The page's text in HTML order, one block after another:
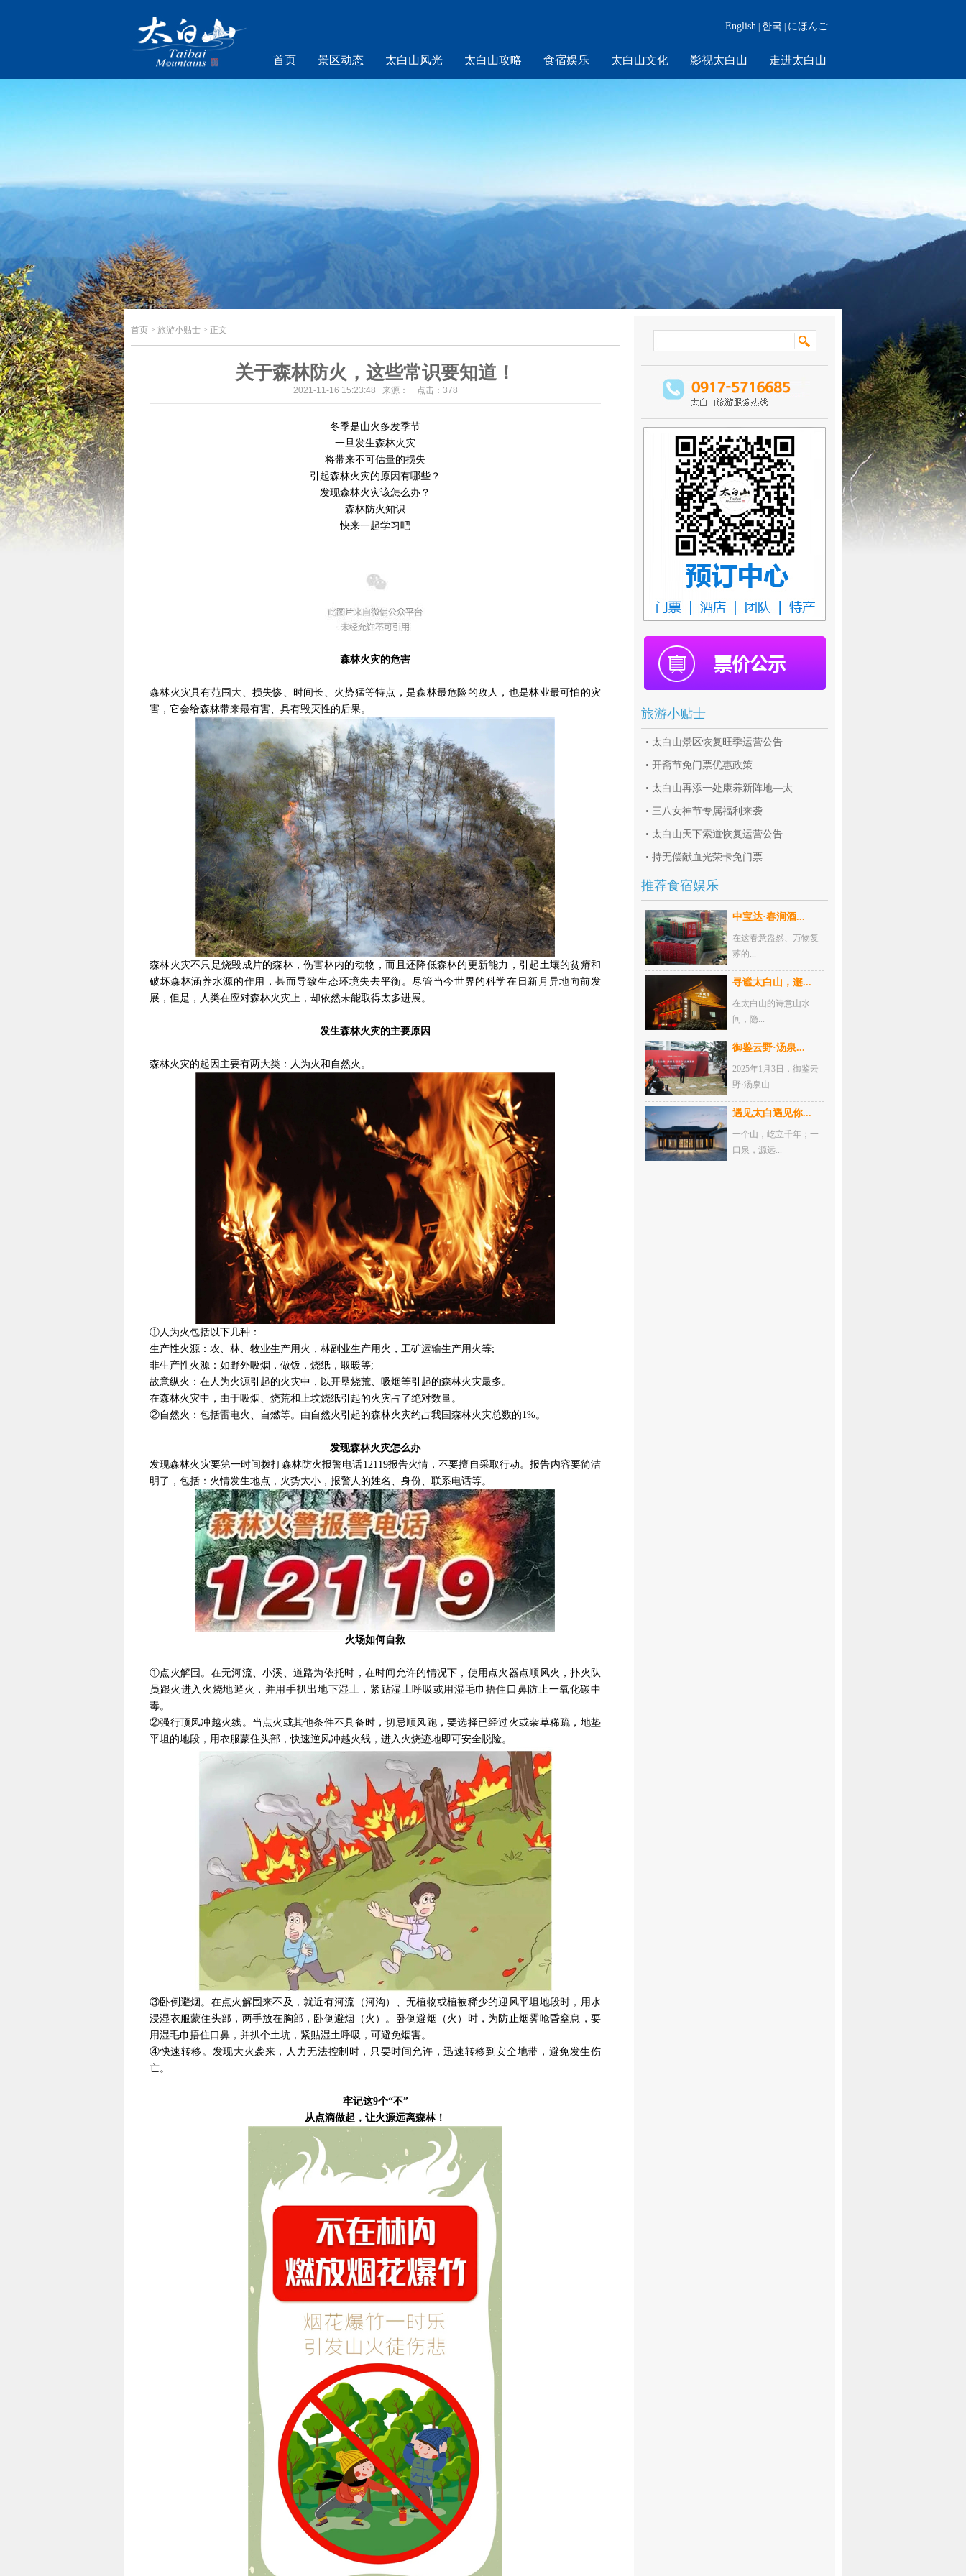
English 한국 にほんご
首页 景区动态 太白山风光 太白山攻略 食宿娱乐 太白山文化 影视太白山 走进太白山
首页 > 旅游小贴士 > 正文
关于森林防火，这些常识要知道！
2021-11-16 15:23:48 来源： 点击： 378
冬季是山火多发季节
一旦发生森林火灾
将带来不可估量的损失
引起森林火灾的原因有哪些？
发现森林火灾该怎么办？
森林防火知识
快来一起学习吧
森林火灾的危害
森林火灾具有范围大、损失惨、时间长、火势猛等特点，是森林最危险的敌人，也是林业最可怕的灾
害，它会给森林带来最有害、具有毁灭性的后果。
森林火灾不只是烧毁成片的森林，伤害林内的动物，而且还降低森林的更新能力，引起土壤的贫瘠和
破坏森林涵养水源的作用，甚而导致生态环境失去平衡。尽管当今世界的科学在日新月异地向前发
展，但是，人类在应对森林火灾上，却依然未能取得太多进展。
发生森林火灾的主要原因
森林火灾的起因主要有两大类：人为火和自然火。
①人为火包括以下几种：
生产性火源：农、林、牧业生产用火，林副业生产用火，工矿运输生产用火等;
非生产性火源：如野外吸烟，做饭，烧纸，取暖等;
故意纵火：在人为火源引起的火灾中，以开垦烧荒、吸烟等引起的森林火灾最多。
在森林火灾中，由于吸烟、烧荒和上坟烧纸引起的火灾占了绝对数量。
②自然火：包括雷电火、自燃等。由自然火引起的森林火灾约占我国森林火灾总数的1%。
发现森林火灾怎么办
发现森林火灾要第一时间拨打森林防火报警电话12119报告火情，不要擅自采取行动。报告内容要简洁
明了，包括：火情发生地点，火势大小，报警人的姓名、身份、联系电话等。
火场如何自救
①点火解围。在无河流、小溪、道路为依托时，在时间允许的情况下，使用点火器点顺风火，扑火队
员跟火进入火烧地避火，并用手扒出地下湿土，紧贴湿土呼吸或用湿毛巾捂住口鼻防止一氧化碳中
毒。
②强行顶风冲越火线。当点火或其他条件不具备时，切忌顺风跑，要选择已经过火或杂草稀疏，地垫
平坦的地段，用衣服蒙住头部，快速逆风冲越火线，进入火烧迹地即可安全脱险。
③卧倒避烟。在点火解围来不及，就近有河流（河沟）、无植物或植被稀少的迎风平坦地段时，用水
浸湿衣服蒙住头部，两手放在胸部，卧倒避烟（火）。卧倒避烟（火）时，为防止烟雾呛昏窒息，要
用湿毛巾捂住口鼻，并扒个土坑，紧贴湿土呼吸，可避免烟害。
④快速转移。发现大火袭来，人力无法控制时，只要时间允许，迅速转移到安全地带，避免发生伤
亡。
牢记这9个“不”
从点滴做起，让火源远离森林！
旅游小贴士
• 太白山景区恢复旺季运营公告
• 开斋节免门票优惠政策
• 太白山再添一处康养新阵地—太...
• 三八女神节专属福利来袭
• 太白山天下索道恢复运营公告
• 持无偿献血光荣卡免门票
推荐食宿娱乐
中宝达·春涧酒...
在这春意盎然、万物复
苏的...
寻谧太白山，邂...
在太白山的诗意山水
间，隐...
御鉴云野·汤泉...
2025年1月3日，御鉴云
野·汤泉山...
遇见太白遇见你...
一个山，屹立千年；一
口泉，源远...